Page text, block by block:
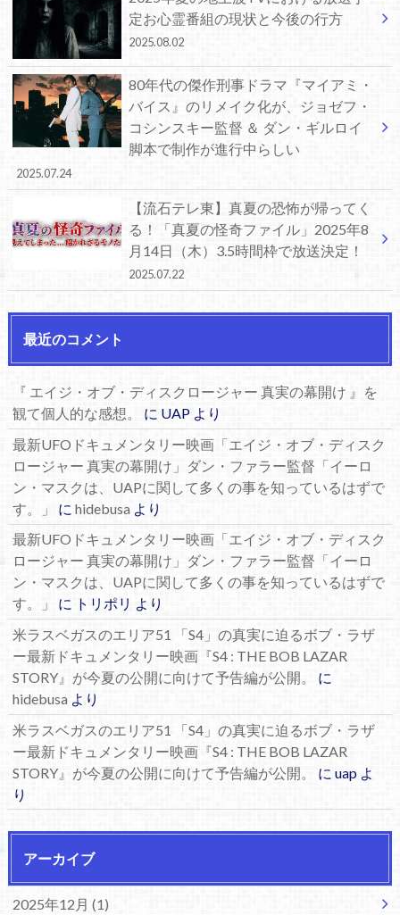
定お心霊番組の現状と今後の行方
2025.08.02
80年代の傑作刑事ドラマ『マイアミ・
バイス』のリメイク化が、ジョゼフ・
コシンスキー監督 ＆ ダン・ギルロイ
脚本で制作が進行中らしい
2025.07.24
【流石テレ東】真夏の恐怖が帰ってく
る！「真夏の怪奇ファイル」2025年8
月14日（木）3.5時間枠で放送決定！
2025.07.22
最近のコメント
『 エイジ・オブ・ディスクロージャー 真実の幕開け 』を
観て個人的な感想。
に UAPより
最新UFOドキュメンタリー映画「エイジ・オブ・ディスク
ロージャー 真実の幕開け」ダン・ファラー監督「イーロ
ン・マスクは、UAPに関して多くの事を知っているはずで
す。」
に hidebusaより
最新UFOドキュメンタリー映画「エイジ・オブ・ディスク
ロージャー 真実の幕開け」ダン・ファラー監督「イーロ
ン・マスクは、UAPに関して多くの事を知っているはずで
す。」
に トリポリ より
米ラスベガスのエリア51 「S4」の真実に迫るボブ・ラザ
ー最新ドキュメンタリー映画『S4 : THE BOB LAZAR
STORY』が今夏の公開に向けて予告編が公開。
に
hidebusaより
米ラスベガスのエリア51 「S4」の真実に迫るボブ・ラザ
ー最新ドキュメンタリー映画『S4 : THE BOB LAZAR
STORY』が今夏の公開に向けて予告編が公開。
に uapよ
り
アーカイブ
2025年12月 (1)